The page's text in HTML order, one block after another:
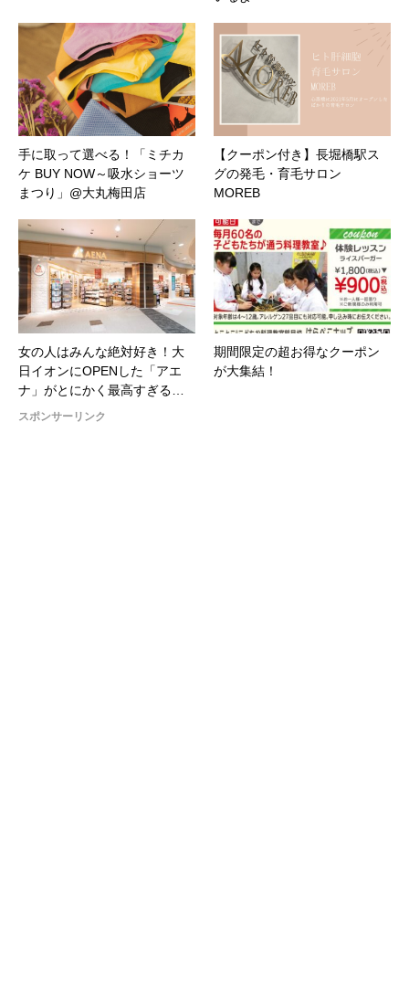
手に取って選べる！「ミチカ
ケ BUY NOW～吸水ショーツ
まつり」@大丸梅田店
【クーポン付き】長堀橋駅ス
グの発毛・育毛サロン
MOREB
女の人はみんな絶対好き！大
日イオンにOPENした「アエ
ナ」がとにかく最高すぎる…
期間限定の超お得なクーポン
が大集結！
スポンサーリンク